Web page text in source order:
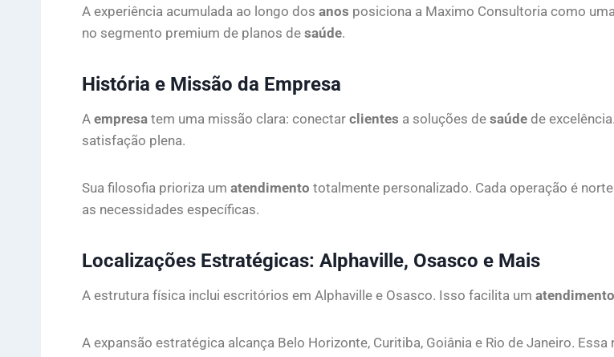
A experiência acumulada ao longo dos anos posiciona a Maximo Consultoria como
no segmento premium de planos de saúde.
História e Missão da Empresa
A empresa tem uma missão clara: conectar clientes a soluções de saúde de
satisfação plena.
Sua filosofia prioriza um atendimento totalmente personalizado. Cada operação é
as necessidades específicas.
Localizações Estratégicas: Alphaville, Osasco e Mais
A estrutura física inclui escritórios em Alphaville e Osasco. Isso facilita um atendimento
A expansão estratégica alcança Belo Horizonte, Curitiba, Goiânia e Rio de Janeiro.